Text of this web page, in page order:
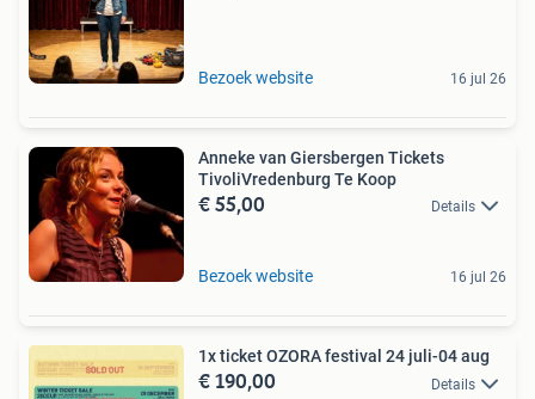
Bezoek website 16 jul 26
Anneke van Giersbergen Tickets
TivoliVredenburg Te Koop
€ 55,00 Details
Bezoek website 16 jul 26
1x ticket OZORA festival 24 juli-04 aug
€ 190,00 Details